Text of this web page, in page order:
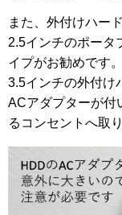
また、外付けハー
2.5インチのポータ
イプがお勧めです。
3.5インチの外付け
ACアダプターが付
るコンセントへ取